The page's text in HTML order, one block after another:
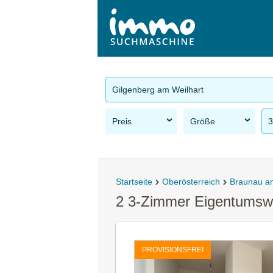
Gilgenberg am Weilhart
Preis Größe
Startseite Oberösterreich Braunau
2 3-Zimmer
PROVISIONSFREI